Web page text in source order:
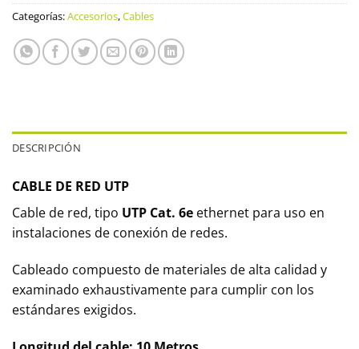
Categorías:Accesorios,Cables
DESCRIPCIÓN
CABLE DE RED UTP
Cable de red, tipo UTP Cat. 6e ethernet para uso en
instalaciones de conexión de redes.
Cableado compuesto de materiales de alta calidad y
examinado exhaustivamente para cumplir con los
estándares exigidos.